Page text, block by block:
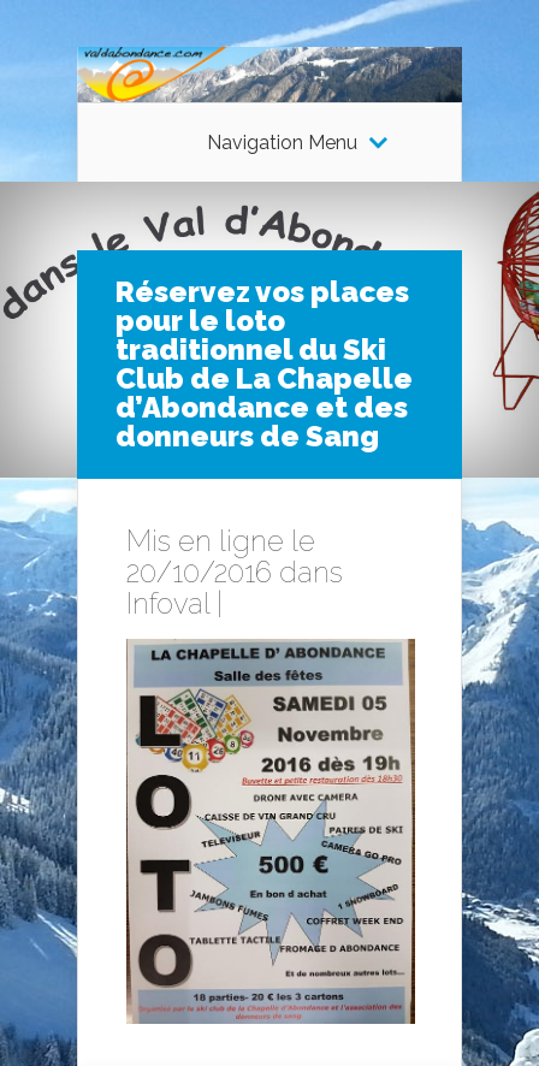
Navigation Menu
Réservez vos places
pour le loto
traditionnel du Ski
Club de La Chapelle
d’Abondance et des
donneurs de Sang
Mis en ligne le
20/10/2016 dans
Infoval